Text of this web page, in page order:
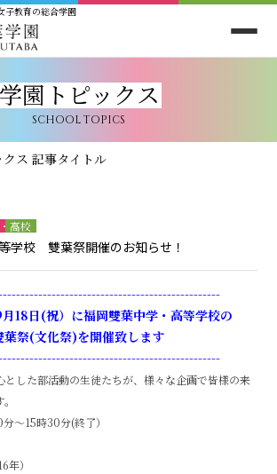
子教育の総合学園
園トピックス
SCHOOL TOPICS
ス 記事タイトル
高校
学校 雙葉祭開催のお知らせ！
18日(祝）に福岡雙葉中学・高等学校の
葉祭(文化祭)を開催致します
とした部活動の生徒たちが、様々な企画で皆様の来
～15時30分(終了）
）